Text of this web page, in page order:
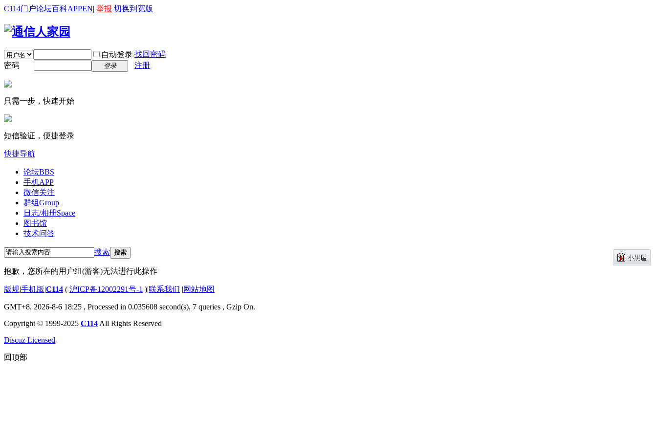
C114门户论坛百科APPEN| 举报 切换到宽版
自动登录 找回密码
密码
登录 注册
只需一步，快速开始
短信验证，便捷登录
快捷导航
论坛BBS
手机APP
微信关注
群组Group
日志/相册Space
图书馆
技术问答
搜索 搜索
抱歉，您所在的用户组(游客)无法进行此操作
版规|手机版|C114 ( 沪ICP备12002291号-1 )|联系我们 |网站地图
GMT+8, 2026-8-6 18:25 , Processed in 0.035608 second(s), 7 queries , Gzip On.
Copyright © 1999-2025 C114 All Rights Reserved
Discuz Licensed
回顶部